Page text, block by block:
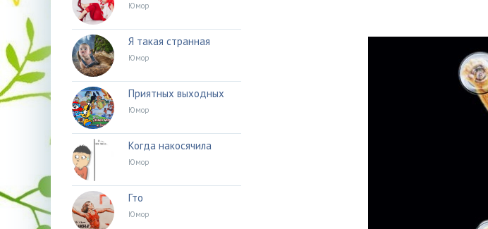
Юмор
Я такая странная
Юмор
Приятных выходных
Юмор
Когда накосячила
Юмор
Гто
Юмор